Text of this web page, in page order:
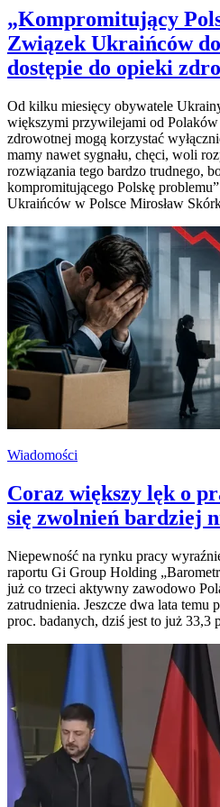
„Kompromitujący
Związek Ukraińców
dostępie do opieki
Od kilku miesięcy obywatele
większymi przywilejami od Polaków
zdrowotnej mogą korzystać
mamy nawet sygnału, chęci, woli
rozwiązania tego bardzo trudnego,
kompromitującego Polskę
Ukraińców w Polsce Mirosław
Wiadomości
Coraz większy lęk o
się zwolnień bardziej
Niepewność na rynku pracy
raportu Gi Group Holding
już co trzeci aktywny zawodowo
zatrudnienia. Jeszcze dwa lata temu
proc. badanych, dziś jest to już 33,3